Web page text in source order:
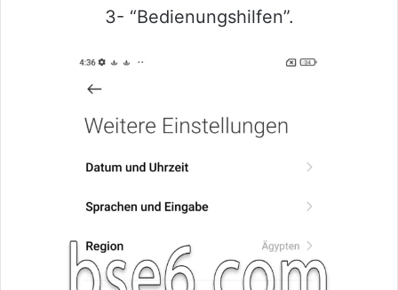
3- “Bedienungshilfen”.